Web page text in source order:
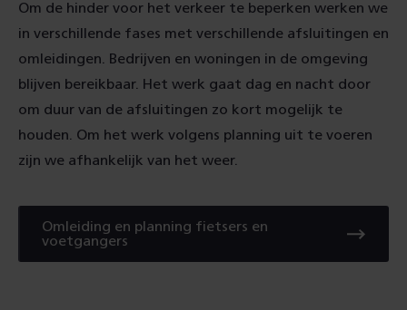
Om de hinder voor het verkeer te beperken werken we
in verschillende fases met verschillende afsluitingen en
omleidingen. Bedrijven en woningen in de omgeving
blijven bereikbaar. Het werk gaat dag en nacht door
om duur van de afsluitingen zo kort mogelijk te
houden. Om het werk volgens planning uit te voeren
zijn we afhankelijk van het weer.
Omleiding en planning fietsers en
voetgangers